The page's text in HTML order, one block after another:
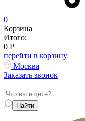
0
Корзина
Итого:
0 Р
перейти в корзину
Москва
Заказать звонок